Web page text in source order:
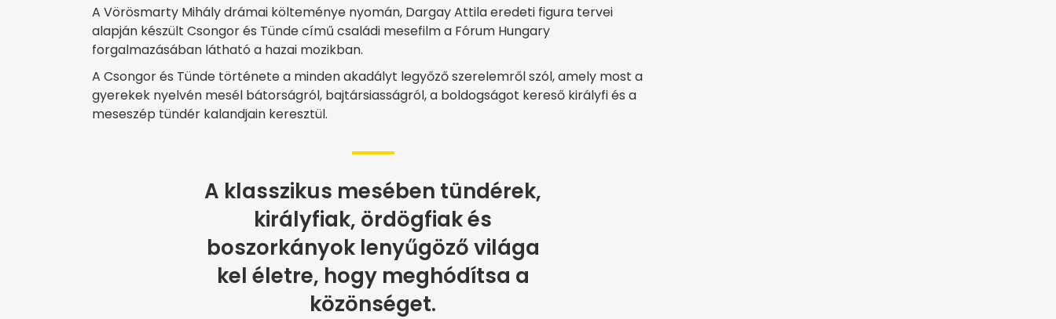
A Vörösmarty Mihály drámai költeménye nyomán, Dargay Attila eredeti figura tervei
alapján készült Csongor és Tünde című családi mesefilm a Fórum Hungary
forgalmazásában látható a hazai mozikban.
A Csongor és Tünde története a minden akadályt legyőző szerelemről szól, amely most a
gyerekek nyelvén mesél bátorságról, bajtársiasságról, a boldogságot kereső királyfi és a
meseszép tündér kalandjain keresztül.
A klasszikus mesében tündérek,
királyfiak, ördögfiak és
boszorkányok lenyűgöző világa
kel életre, hogy meghódítsa a
közönséget.